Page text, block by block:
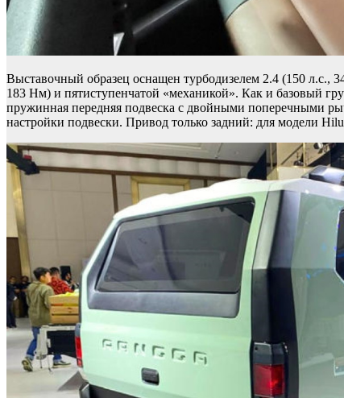
Выставочный образец оснащен турбодизелем 2.4 (150 л.с.,
183 Нм) и пятиступенчатой «механикой». Как и базовый
пружинная передняя подвеска с двойными поперечными
настройки подвески. Привод только задний: для модели